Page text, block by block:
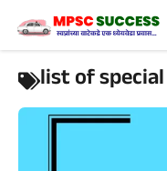
content
list of